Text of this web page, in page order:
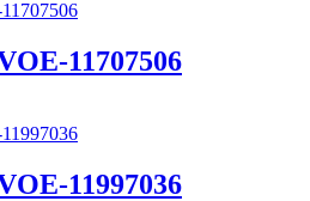
11707506
11997036